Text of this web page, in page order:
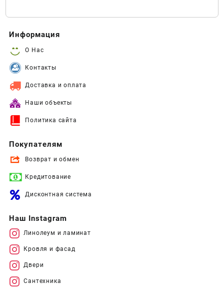
Информация
О Нас
Контакты
Доставка и оплата
Наши объекты
Политика сайта
Покупателям
Возврат и обмен
Кредитование
Дисконтная система
Наш Instagram
Линолеум и ламинат
Кровля и фасад
Двери
Сантехника